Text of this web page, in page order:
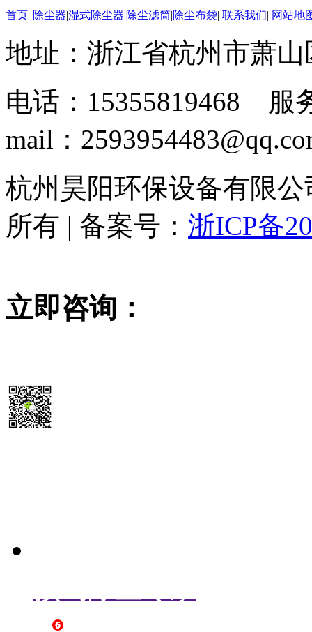
首页| 除尘器|湿式除尘器|除尘滤筒|除尘布袋| 联系我们| 网站地
地址：浙江省杭州市萧
电话：15355819468 服
mail：
杭州昊阳环保设备有限公
所有 | 备案号： 浙ICP备
立即咨询：